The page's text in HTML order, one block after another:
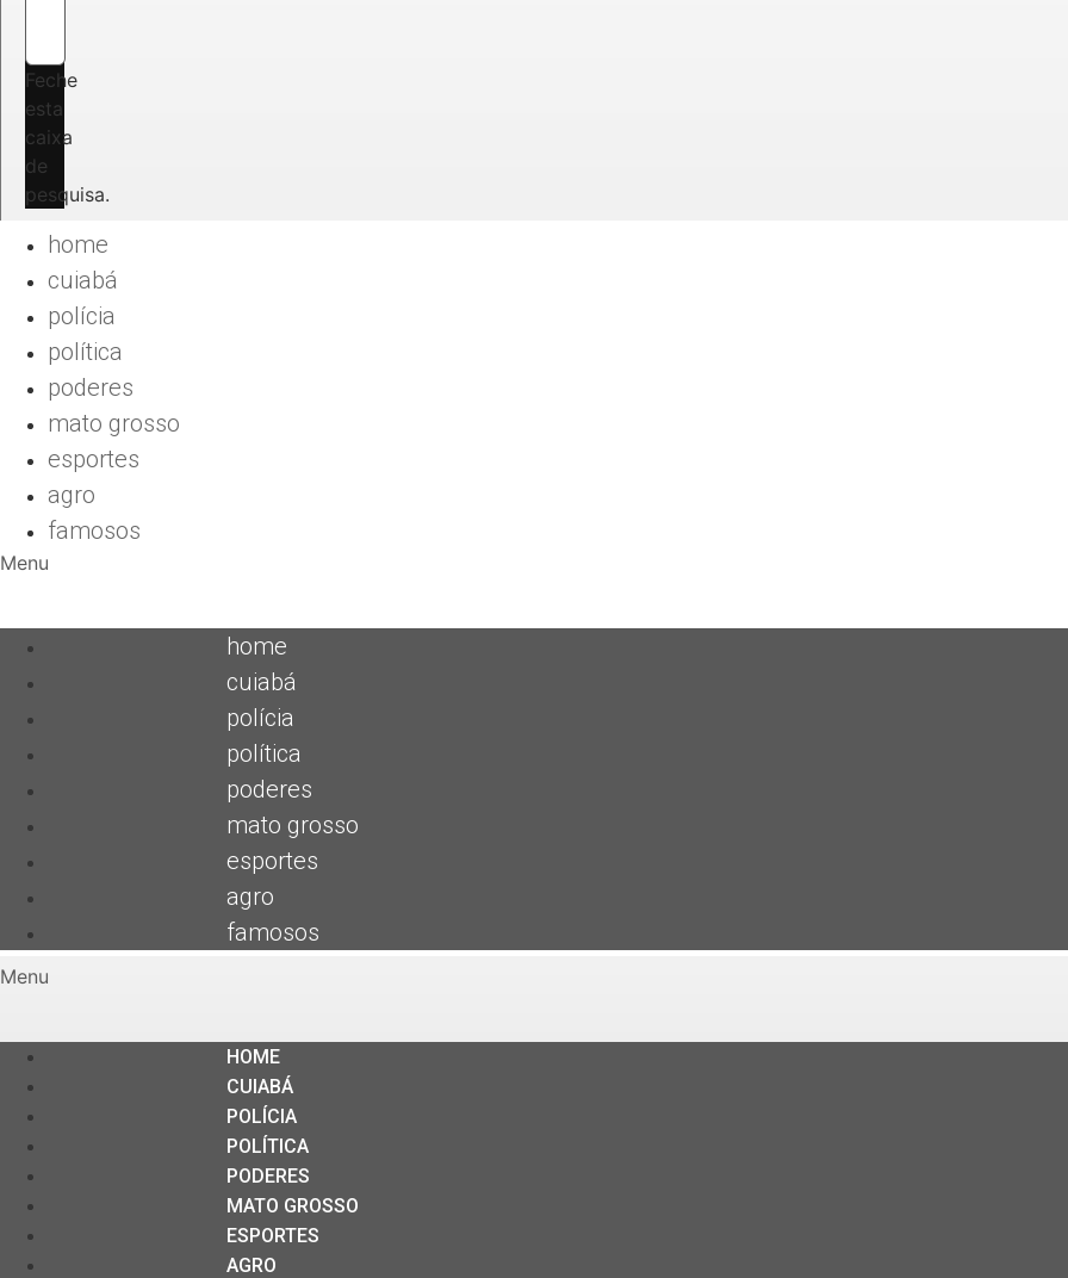
Feche
esta
caixa
de
pesquisa.
home
cuiabá
polícia
política
poderes
mato grosso
esportes
agro
famosos
Menu
home
cuiabá
polícia
política
poderes
mato grosso
esportes
agro
famosos
Menu
HOME
CUIABÁ
POLÍCIA
POLÍTICA
PODERES
MATO GROSSO
ESPORTES
AGRO